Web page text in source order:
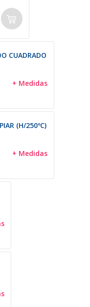
CUADRADO
+ Medidas
(H/250ºC)
+ Medidas